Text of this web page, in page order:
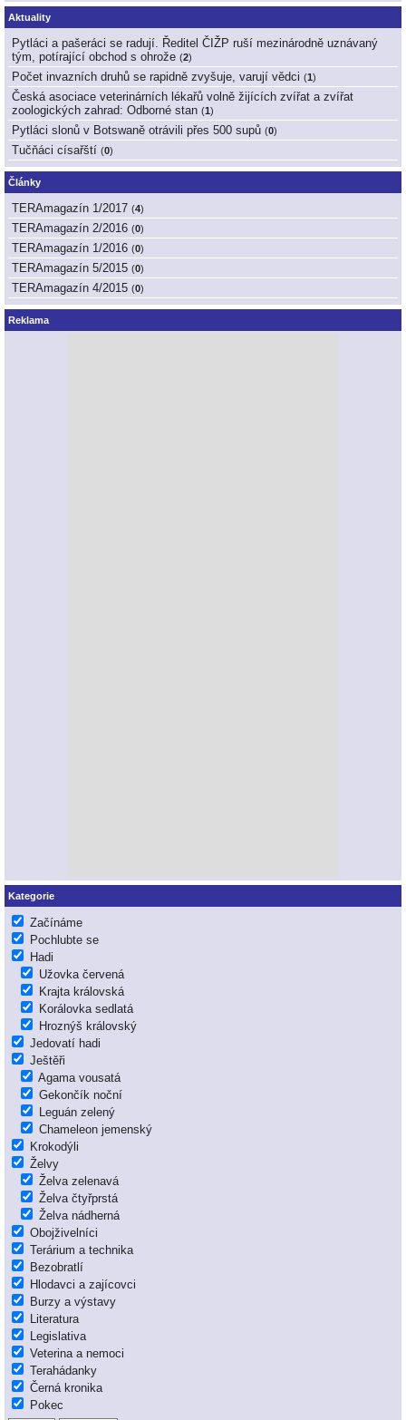
Aktuality
Pytláci a pašeráci se radují. Ředitel ČIŽP ruší mezinárodně uznávaný
tým, potírající obchod s ohrože (2)
Počet invazních druhů se rapidně zvyšuje, varují vědci (1)
Česká asociace veterinárních lékařů volně žijících zvířat a zvířat
zoologických zahrad: Odborné stan (1)
Pytláci slonů v Botswaně otrávili přes 500 supů (0)
Tučňáci císařští (0)
Články
TERAmagazín 1/2017 (4)
TERAmagazín 2/2016 (0)
TERAmagazín 1/2016 (0)
TERAmagazín 5/2015 (0)
TERAmagazín 4/2015 (0)
Reklama
Kategorie
Začínáme
Pochlubte se
Hadi
Užovka červená
Krajta královská
Korálovka sedlatá
Hroznýš královský
Jedovatí hadi
Ještěři
Agama vousatá
Gekončík noční
Leguán zelený
Chameleon jemenský
Krokodýli
Želvy
Želva zelenavá
Želva čtyřprstá
Želva nádherná
Obojživelníci
Terárium a technika
Bezobratlí
Hlodavci a zajícovci
Burzy a výstavy
Literatura
Legislativa
Veterina a nemoci
Terahádanky
Černá kronika
Pokec